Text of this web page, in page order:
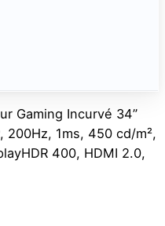
Gaming Incurvé 34”
200Hz, 1ms, 450 cd/m²,
400, HDMI 2.0,